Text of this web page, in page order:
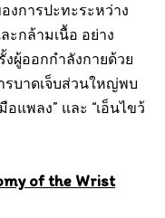
งการปะทะระหว่าง
ะกล้ามเนื้อ อย่าง
ผู้ออกกำลังกายด้วย
รบาดเจ็บส่วนใหญ่พบ
แพลง” และ “เอ็นไขว้
of the Wrist